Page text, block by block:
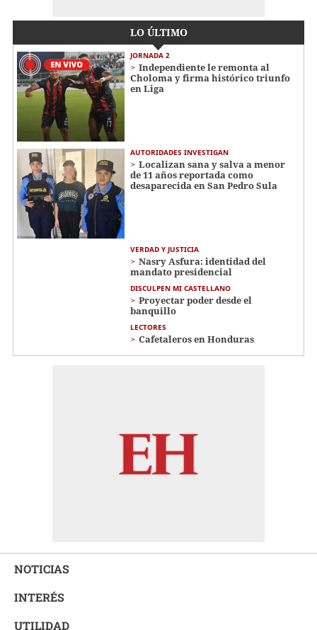
LO ÚLTIMO
JORNADA 2
Independiente le remonta al
Choloma y firma histórico triunfo
en Liga
AUTORIDADES INVESTIGAN
Localizan sana y salva a menor
de 11 años reportada como
desaparecida en San Pedro Sula
VERDAD Y JUSTICIA
Nasry Asfura: identidad del
mandato presidencial
DISCULPEN MI CASTELLANO
Proyectar poder desde el
banquillo
LECTORES
Cafetaleros en Honduras
NOTICIAS
INTERÉS
UTILIDAD